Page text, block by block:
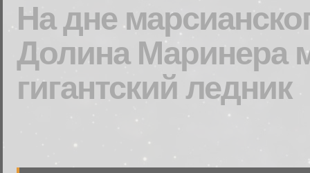
На дне
Долина Маринера
гигантский ледник